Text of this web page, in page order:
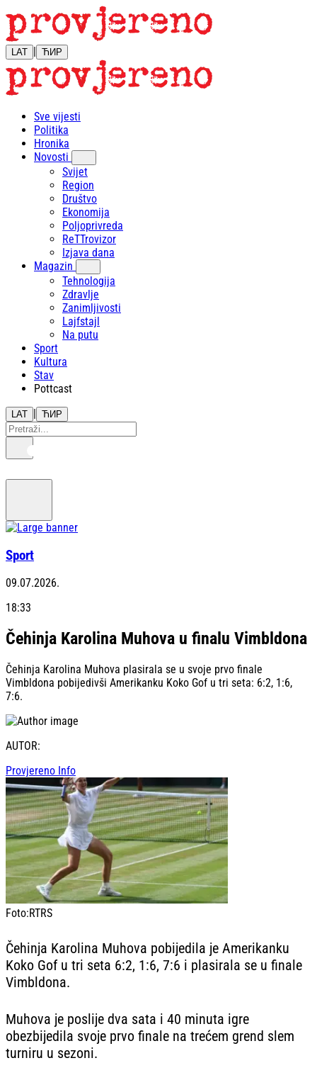
LAT | ЋИР
Sve vijesti
Politika
Hronika
Novosti
Svijet
Region
Društvo
Ekonomija
Poljoprivreda
ReTTrovizor
Izjava dana
Magazin
Tehnologija
Zdravlje
Zanimljivosti
Lajfstajl
Na putu
Sport
Kultura
Stav
Pottcast
LAT | ЋИР
Sport
09.07.2026.
18:33
Čehinja Karolina Muhova u finalu Vimbldona
Čehinja Karolina Muhova plasirala se u svoje prvo finale
Vimbldona pobijedivši Amerikanku Koko Gof u tri seta: 6:2, 1:6,
7:6.
AUTOR:
Provjereno Info
Foto:RTRS
Čehinja Karolina Muhova pobijedila je Amerikanku
Koko Gof u tri seta 6:2, 1:6, 7:6 i plasirala se u finale
Vimbldona.
Muhova je poslije dva sata i 40 minuta igre
obezbijedila svoje prvo finale na trećem grend slem
turniru u sezoni.